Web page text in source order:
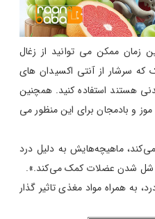
زمان ممکن می توانید از زغال
سرشار از آنتی اکسیدان های
هستند استفاده کنید. همچنین
موز و بادمجان برای این منظور می
ماهیچه‌هایش به دلیل درد
شل شدن عضلات کمک می‌کند.».
به همراه مواد مغذی تاثیر گذار